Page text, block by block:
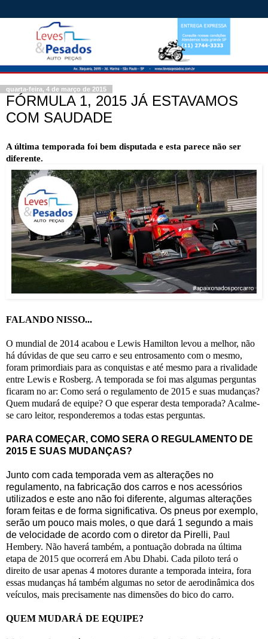
quarta-feira, 4 de março de 2015
FÓRMULA 1, 2015 JÁ ESTAVAMOS
COM SAUDADE
A última temporada foi bem disputada e esta parece não ser
diferente.
FALANDO NISSO...
O mundial de 2014 acabou e Lewis Hamilton levou a melhor, não
há dúvidas de que seu carro e seu entrosamento com o mesmo,
foram primordiais para as conquistas e até mesmo para a rivalidade
entre Lewis e Rosberg. A temporada se foi mas algumas perguntas
ficaram no ar: Como será o regulamento de 2015 e suas mudanças?
Quem mudará de equipe? O que esperar desta temporada? Acalme-
se caro leitor, responderemos a todas estas perguntas.
PARA COMEÇAR, COMO SERA O REGULAMENTO DE
2015 E SUAS MUDANÇAS?
Junto com cada temporada vem as alterações no
regulamento, na fabricação dos carros e nos acessórios
utilizados e este ano não foi diferente, algumas alterações
foram feitas e de forma significativa. Os pneus por exemplo,
serão um pouco mais moles, o que dará 1 segundo a mais
de velocidade de acordo com o diretor da Pirelli, Paul
Hembery. Não haverá também, a pontuação dobrada na última
etapa de 2015 que ocorrerá em Abu Dhabi. Cada piloto terá o
direito de usar apenas 4 motores durante a temporada inteira, fora
essas mudanças há também algumas no setor de aerodinâmica dos
veículos, mais precisamente nas dimensões do bico do carro.
QUEM MUDARÁ DE EQUIPE?